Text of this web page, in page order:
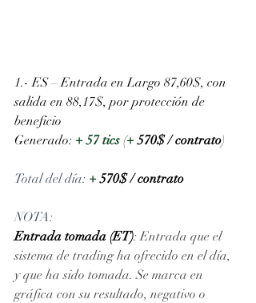
1.- ES – Entrada en Largo 87,60$, con
salida en 88,17$, por protección de
beneficio
Generado: + 57 tics (+ 570$ / contrato)
Total del día: + 570$ / contrato
NOTA:
Entrada tomada (ET): Entrada que el
sistema de trading ha ofrecido en el día,
y que ha sido tomada. Se marca en
gráfica con su resultado, negativo o